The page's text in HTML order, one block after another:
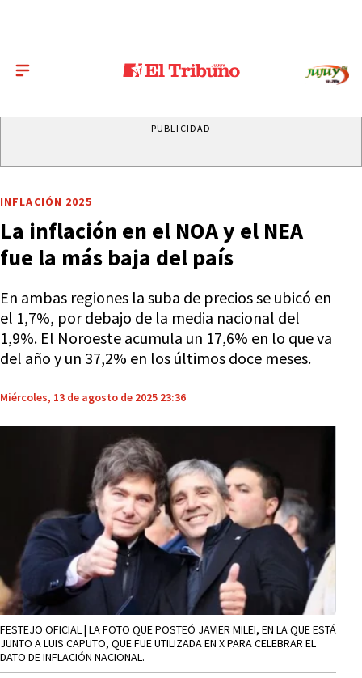
PUBLICIDAD
INFLACIÓN 2025
La inflación en el NOA y el NEA
fue la más baja del país
En ambas regiones la suba de precios se ubicó en
el 1,7%, por debajo de la media nacional del
1,9%. El Noroeste acumula un 17,6% en lo que va
del año y un 37,2% en los últimos doce meses.
Miércoles, 13 de agosto de 2025 23:36
FESTEJO OFICIAL | LA FOTO QUE POSTEÓ JAVIER MILEI, EN LA QUE ESTÁ
JUNTO A LUIS CAPUTO, QUE FUE UTILIZADA EN X PARA CELEBRAR EL
DATO DE INFLACIÓN NACIONAL.